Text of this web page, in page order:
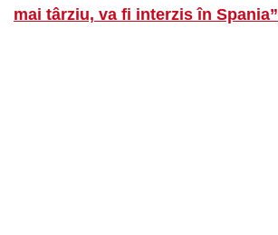
mai târziu, va fi interzis în Spania”